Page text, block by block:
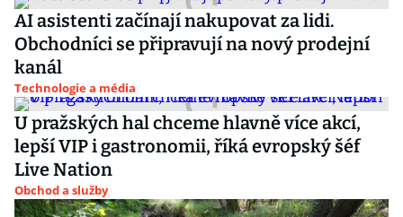
AI asistenti začínají nakupovat za lidi.
Obchodníci se připravují na nový prodejní
kanál
Technologie a média
U pražských hal chceme hlavně více akcí,
lepší VIP i gastronomii, říká evropský šéf
Live Nation
Obchod a služby